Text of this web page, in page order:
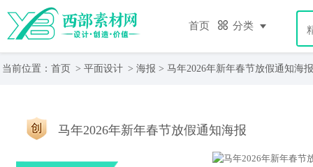
首页 分类
当前位置： 首页 > 平面设计 > 海报 > 马年2026年新年春节放假通知海报
马年2026年新年春节放假通知海报